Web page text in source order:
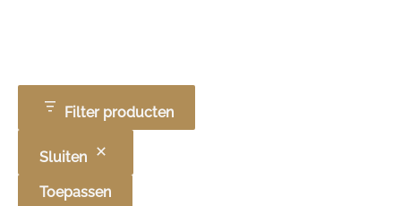
Filter producten
Sluiten
Toepassen